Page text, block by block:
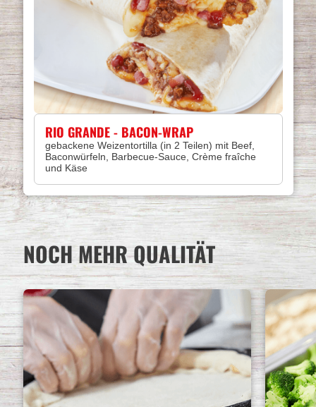
RIO GRANDE - BACON-WRAP
gebackene Weizentortilla (in 2 Teilen) mit Beef,
Baconwürfeln, Barbecue-Sauce, Crème fraîche
und Käse
NOCH MEHR QUALITÄT